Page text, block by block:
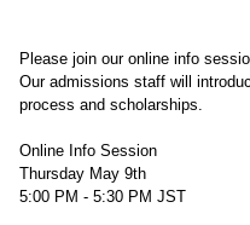
Please join our online info
Our admissions staff will
process and scholarships.
Online Info Session
Thursday May 9th
5:00 PM - 5:30 PM JST